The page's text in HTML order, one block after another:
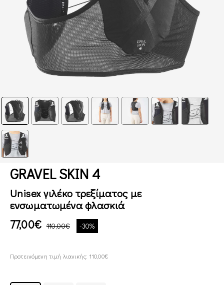
GRAVEL SKIN 4
Unisex γιλέκο τρεξίματος με
ενσωματωμένα φλασκιά
77,00€ 110,00€ -30%
Προτεινόμενη τιμή λιανικής: 110,00€